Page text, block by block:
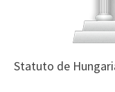
Statuto de